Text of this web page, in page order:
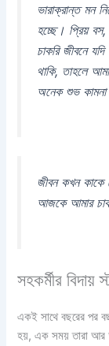
ভারাক্রান্ত মন
হচ্ছে। প্রিয় বস,
চাকরি জীবনে
থাকি, তাহলে
অনেক শুভ
জীবন কখন কাকে
আজকে আমার
সহকর্মীর বিদায়
একই সাথে বছরের পর
হয়, এক সময় তারা আর